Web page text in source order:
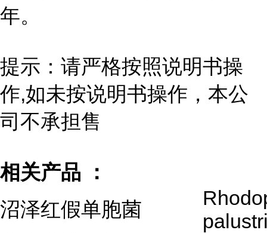
年。
提示：请严格按照说明书操
作,如未按说明书操作，本公
司不承担售
相关产品 ：
沼泽红假单胞菌